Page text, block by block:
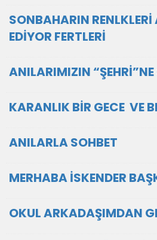
SONBAHARIN
EDİYOR FERTLERİ
ANILARIMIZIN
KARANLIK BİR GECE VE
ANILARLA SOHBET
MERHABA İSKENDER
OKUL ARKADAŞIMDAN